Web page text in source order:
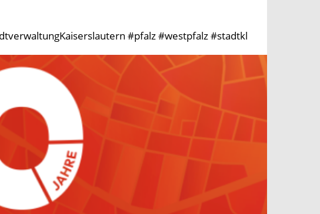
#pfalz #westpfalz #stadtkl